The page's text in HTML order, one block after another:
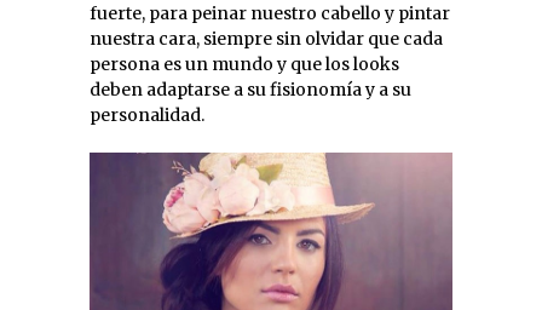
fuerte, para peinar nuestro cabello y pintar
nuestra cara, siempre sin olvidar que cada
persona es un mundo y que los looks
deben adaptarse a su fisionomía y a su
personalidad.